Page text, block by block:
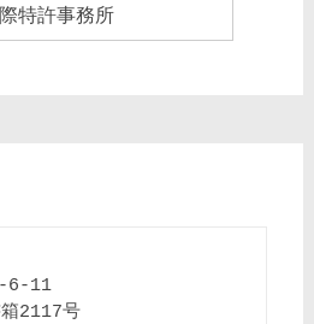
特許事務所
6-11
2117号